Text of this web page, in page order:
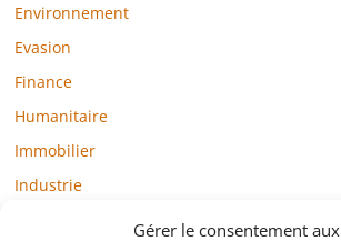
Gérer le consentement aux
Environnement
Evasion
Finance
Humanitaire
Immobilier
Industrie